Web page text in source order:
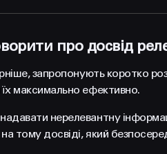
про досвід
запропонують коротко
максимально ефективно.
нерелевантну
тому досвіді, який